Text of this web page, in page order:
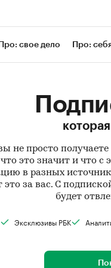
свое дело Про:
не просто
это значит и что с
в разных
это за вас. С
будет
Эксклюзивы РБК